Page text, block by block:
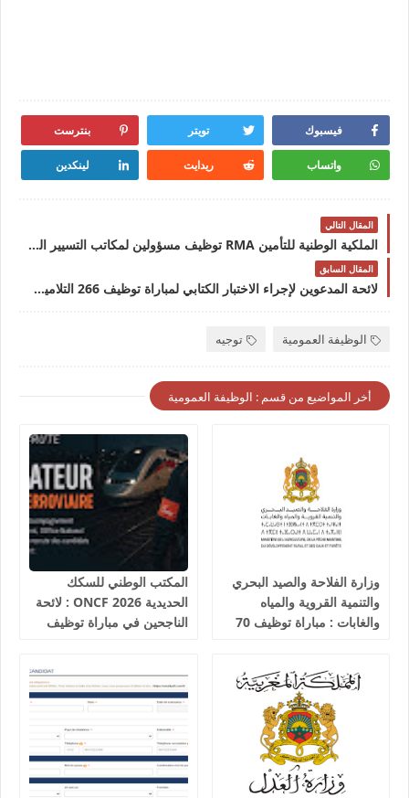
فيسبوك تويتر بنترست
واتساب ريدايت لينكدين
المقال التالي
الملكية الوطنية للتأمين RMA توظيف مسؤولين لمكاتب التسيير المباشر 2022الملكية الوطنية للتأمين RMA توظيف مسؤولين لمكاتب التسيير المباشر 2022
المقال السابق
لائحة المدعوين لإجراء الاختبار الكتابي لمباراة توظيف 266 التلاميذ أعوان الإغاثة بالمديرية العامة للوقاية المدنيةلائحة المدعوين لإجراء الاختبار الكتابي لمباراة توظيف 266 التلاميذ أعوان الإغاثة بالمديرية العامة للوقاية المدنية
الوظيفة العمومية توجيه
أخر المواضيع من قسم : الوظيفة العمومية
وزارة الفلاحة والصيد البحري
والتنمية القروية والمياه
والغابات : مباراة توظيف 70
المكتب الوطني للسكك
الحديدية 2026 ONCF : لائحة
الناجحين في مباراة توظيف